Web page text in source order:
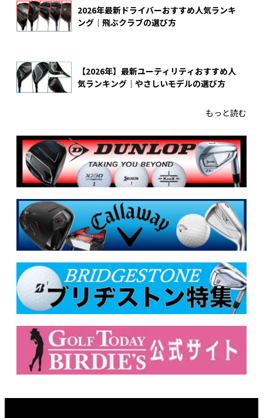
2026年最新ドライバーおすすめ人気ランキ
ング｜飛ぶクラブの選び方
【2026年】最新ユーティリティおすすめ人
気ランキング｜やさしいモデルの選び方
もっと読む